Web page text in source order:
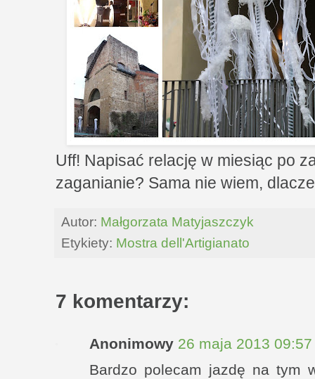
Uff! Napisać relację w miesiąc po
zaganianie? Sama nie wiem,
Autor: Małgorzata Matyjaszczyk
Etykiety: Mostra dell'Artigianato
7 komentarzy:
Anonimowy 26 maja 2013 09:57
Bardzo polecam jazdę na tym